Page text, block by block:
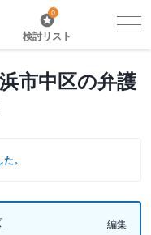
0
検討リスト
市中区の弁護
。
編集